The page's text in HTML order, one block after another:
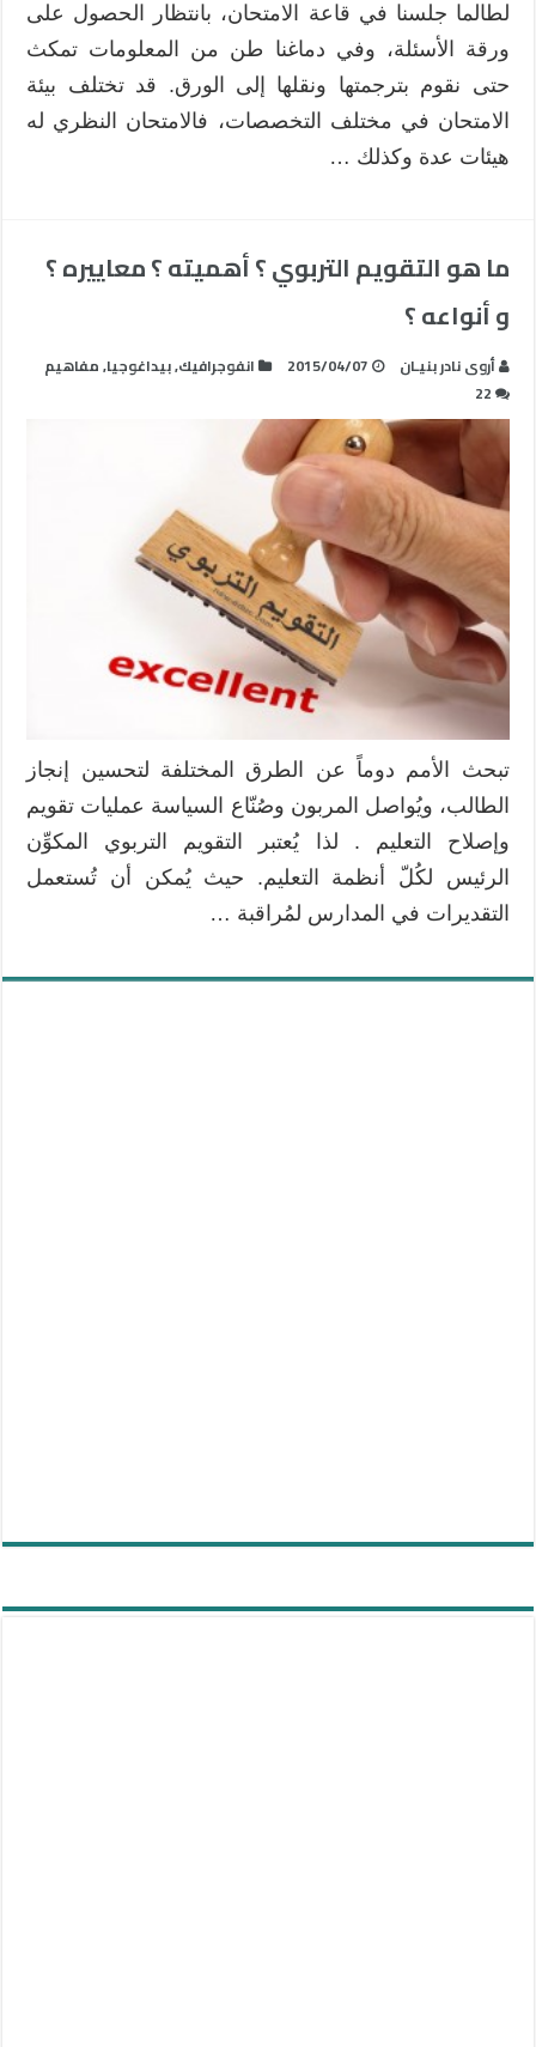
لطالما جلسنا في قاعة الامتحان، بانتظار الحصول على
ورقة الأسئلة، وفي دماغنا طن من المعلومات تمكث
حتى نقوم بترجمتها ونقلها إلى الورق. قد تختلف بيئة
الامتحان في مختلف التخصصات، فالامتحان النظري له
هيئات عدة وكذلك …
ما هو التقويم التربوي ؟ أهميته ؟ معاييره ؟
و أنواعه ؟
أروى نادر بنيـان 2015/04/07 انفوجرافيك,بيداغوجيا,مفاهيم
22
تبحث الأمم دوماً عن الطرق المختلفة لتحسين إنجاز
الطالب، ويُواصل المربون وصُنّاع السياسة عمليات تقويم
وإصلاح التعليم . لذا يُعتبر التقويم التربوي المكوِّن
الرئيس لكُلّ أنظمة التعليم. حيث يُمكن أن تُستعمل
التقديرات في المدارس لمُراقبة …